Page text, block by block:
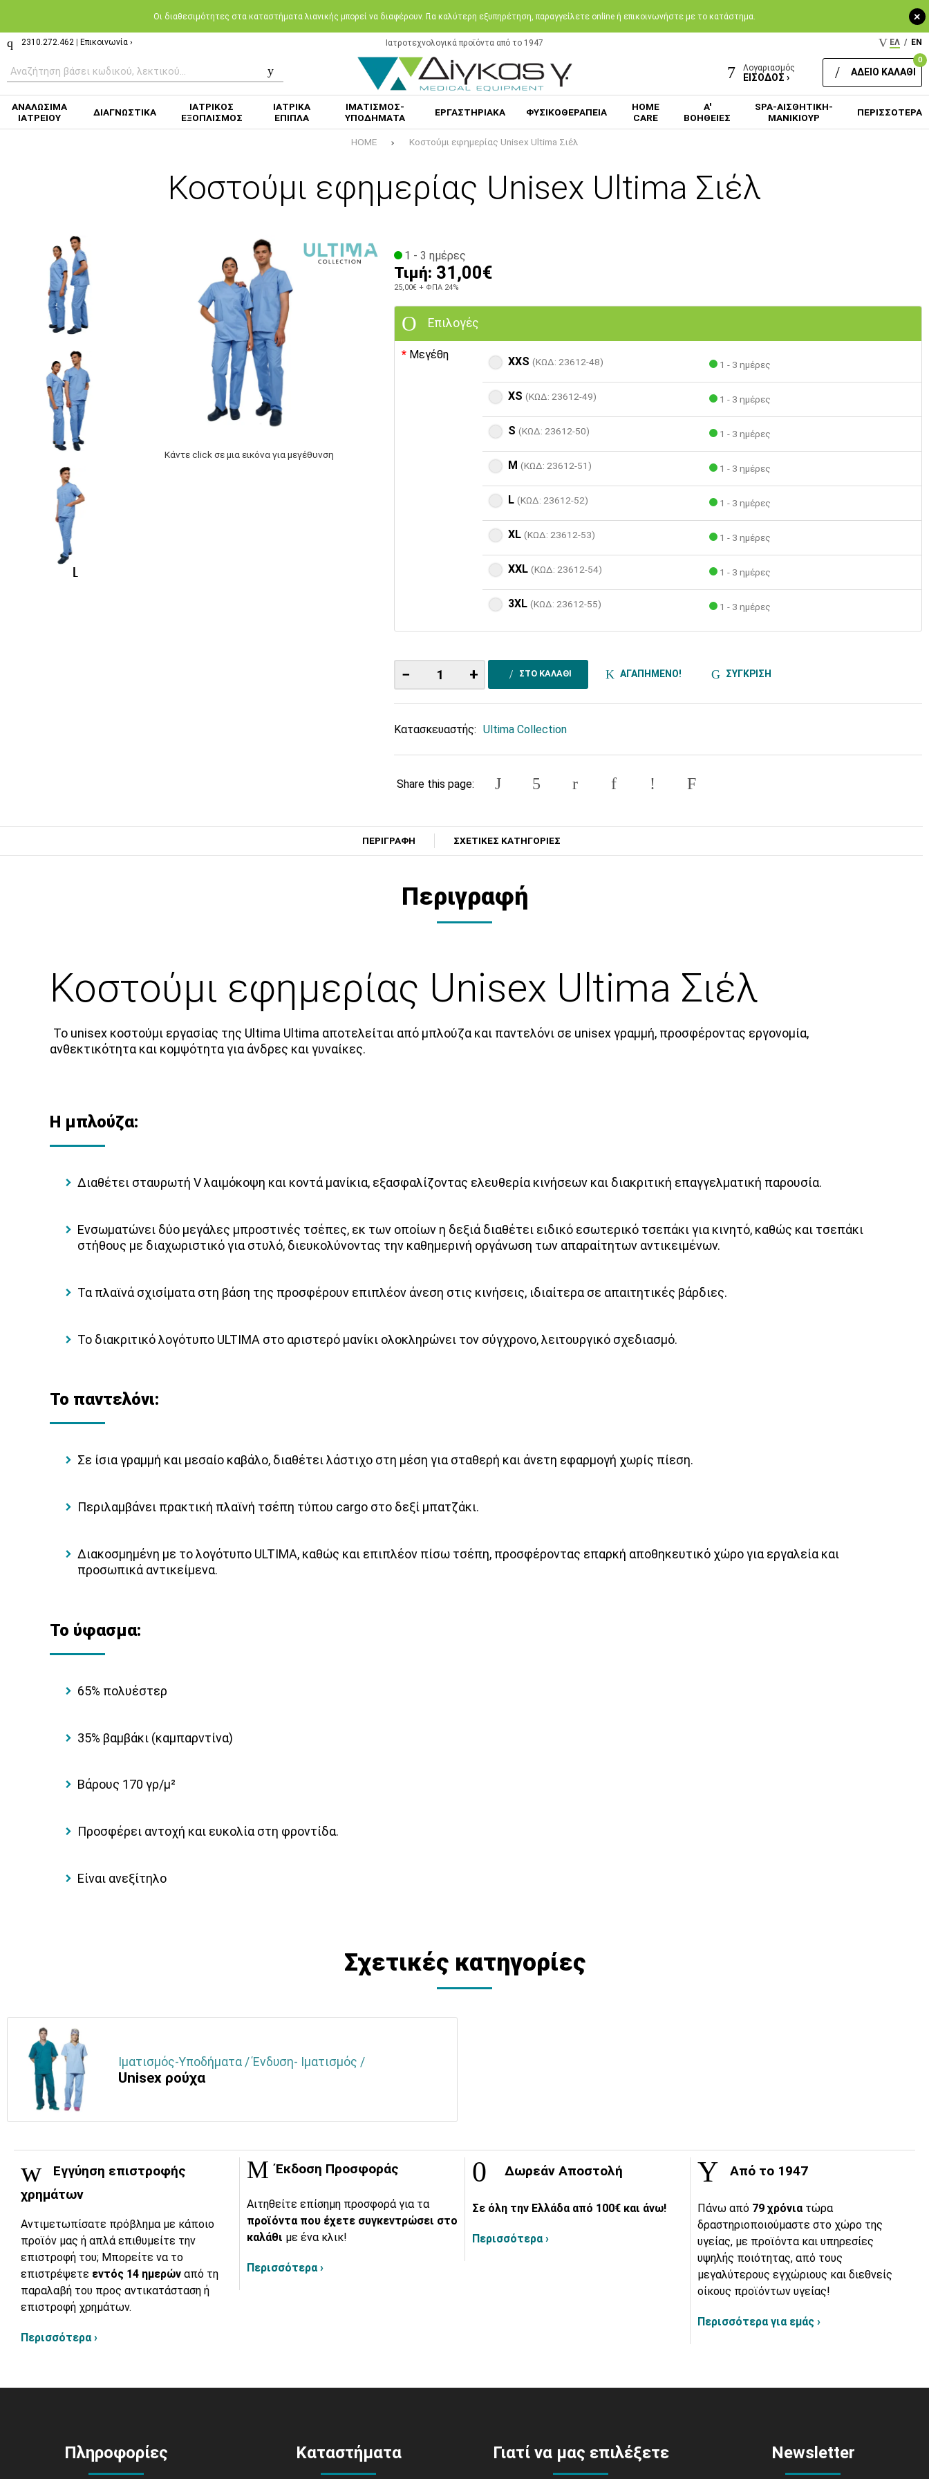
+
Oι διαθεσιμότητες στα καταστήματα λιανικής μπορεί να διαφέρουν. Για καλύτερη εξυπηρέτηση, παραγγείλετε online ή επικοινωνήστε με το κατάστημα.
2310.272.462 Επικοινωνία › Ιατροτεχνολογικά προϊόντα από το 1947 ΕΛ / EN
Λογαριασμός
ΕΙΣΟΔΟΣ ›
0
ΑΔΕΙΟ ΚΑΛΑΘΙ
ΑΝΑΛΩΣΙΜΑ
ΙΑΤΡΕΙΟΥ
ΔΙΑΓΝΩΣΤΙΚΑ
ΙΑΤΡΙΚΟΣ
ΕΞΟΠΛΙΣΜΟΣ
ΙΑΤΡΙΚΑ
ΕΠΙΠΛΑ
ΙΜΑΤΙΣΜΟΣ-
ΥΠΟΔΗΜΑΤΑ
ΕΡΓΑΣΤΗΡΙΑΚΑ ΦΥΣΙΚΟΘΕΡΑΠΕΙΑ
HOME
CARE
Α'
ΒΟΗΘΕΙΕΣ
SPA-ΑΙΣΘΗΤΙΚΗ-
ΜΑΝΙΚΙΟΥΡ
ΠΕΡΙΣΣΟΤΕΡΑ
HOME Κοστούμι εφημερίας Unisex Ultima Σιέλ
Κοστούμι εφημερίας Unisex Ultima Σιέλ
Κάντε click σε μια εικόνα για μεγέθυνση
1 - 3 ημέρες
Τιμή: 31,00€
25,00€ + ΦΠΑ 24%
Επιλογές
Μεγέθη
XXS (ΚΩΔ: 23612-48) 1 - 3 ημέρες
XS (ΚΩΔ: 23612-49) 1 - 3 ημέρες
S (ΚΩΔ: 23612-50) 1 - 3 ημέρες
M (ΚΩΔ: 23612-51) 1 - 3 ημέρες
L (ΚΩΔ: 23612-52) 1 - 3 ημέρες
XL (ΚΩΔ: 23612-53) 1 - 3 ημέρες
XXL (ΚΩΔ: 23612-54) 1 - 3 ημέρες
3XL (ΚΩΔ: 23612-55) 1 - 3 ημέρες
− + ΣΤΟ ΚΑΛΑΘΙ ΑΓΑΠΗΜΕΝΟ! ΣΥΓΚΡΙΣΗ
Κατασκευαστής: Ultima Collection
Share this page:
ΠΕΡΙΓΡΑΦΗ ΣΧΕΤΙΚΕΣ ΚΑΤΗΓΟΡΙΕΣ
Περιγραφή
Κοστούμι εφημερίας Unisex Ultima Σιέλ
Το unisex κοστούμι εργασίας της Ultima Ultima αποτελείται από μπλούζα και παντελόνι σε unisex γραμμή, προσφέροντας εργονομία,
ανθεκτικότητα και κομψότητα για άνδρες και γυναίκες.
Η μπλούζα:
Διαθέτει σταυρωτή V λαιμόκοψη και κοντά μανίκια, εξασφαλίζοντας ελευθερία κινήσεων και διακριτική επαγγελματική παρουσία.
Ενσωματώνει δύο μεγάλες μπροστινές τσέπες, εκ των οποίων η δεξιά διαθέτει ειδικό εσωτερικό τσεπάκι για κινητό, καθώς και τσεπάκι
στήθους με διαχωριστικό για στυλό, διευκολύνοντας την καθημερινή οργάνωση των απαραίτητων αντικειμένων.
Τα πλαϊνά σχισίματα στη βάση της προσφέρουν επιπλέον άνεση στις κινήσεις, ιδιαίτερα σε απαιτητικές βάρδιες.
Το διακριτικό λογότυπο ULTIMA στο αριστερό μανίκι ολοκληρώνει τον σύγχρονο, λειτουργικό σχεδιασμό.
Το παντελόνι:
Σε ίσια γραμμή και μεσαίο καβάλο, διαθέτει λάστιχο στη μέση για σταθερή και άνετη εφαρμογή χωρίς πίεση.
Περιλαμβάνει πρακτική πλαϊνή τσέπη τύπου cargo στο δεξί μπατζάκι.
Διακοσμημένη με το λογότυπο ULTIMA, καθώς και επιπλέον πίσω τσέπη, προσφέροντας επαρκή αποθηκευτικό χώρο για εργαλεία και
προσωπικά αντικείμενα.
Το ύφασμα:
65% πολυέστερ
35% βαμβάκι (καμπαρντίνα)
Βάρους 170 γρ/μ²
Προσφέρει αντοχή και ευκολία στη φροντίδα.
Είναι ανεξίτηλο
Σχετικές κατηγορίες
Ιματισμός-Υποδήματα / Ένδυση- Ιματισμός /
Unisex ρούχα
Εγγύηση επιστροφής
χρημάτων
Αντιμετωπίσατε πρόβλημα με κάποιο
προϊόν μας ή απλά επιθυμείτε την
επιστροφή του; Μπορείτε να το
επιστρέψετε εντός 14 ημερών από τη
παραλαβή του προς αντικατάσταση ή
επιστροφή χρημάτων.
Περισσότερα ›
Έκδοση Προσφοράς
Αιτηθείτε επίσημη προσφορά για τα
προϊόντα που έχετε συγκεντρώσει στο
καλάθι με ένα κλικ!
Περισσότερα ›
Δωρεάν Αποστολή
Σε όλη την Ελλάδα από 100€ και άνω!
Περισσότερα ›
Από το 1947
Πάνω από 79 χρόνια τώρα
δραστηριοποιούμαστε στο χώρο της
υγείας, με προϊόντα και υπηρεσίες
υψηλής ποιότητας, από τους
μεγαλύτερους εγχώριους και διεθνείς
οίκους προϊόντων υγείας!
Περισσότερα για εμάς ›
Πληροφορίες Καταστήματα Γιατί να μας επιλέξετε Newsletter